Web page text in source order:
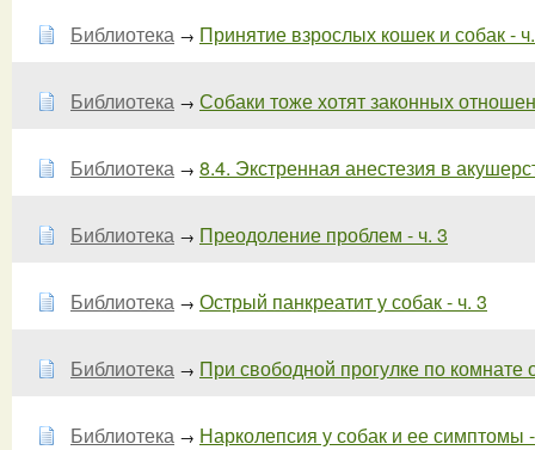
Библиотека → Принятие взрослых кошек и собак -
Библиотека → Собаки тоже хотят законных
Библиотека → 8.4. Экстренная анестезия в
Библиотека → Преодоление проблем - ч. 3
Библиотека → Острый панкреатит у собак - ч. 3
Библиотека → При свободной прогулке по
Библиотека → Нарколепсия у собак и ее симптомы